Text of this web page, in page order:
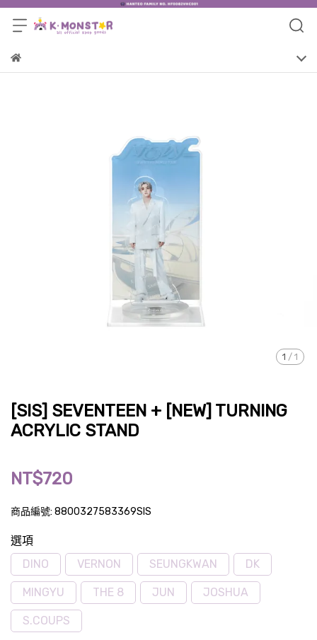
1 / 1
[SIS] SEVENTEEN + [NEW] TURNING
ACRYLIC STAND
NT$720
商品編號: 8800327583369SIS
選項
DINO
VERNON SEUNGKWAN DK
MINGYU THE 8 JUN JOSHUA
S.COUPS